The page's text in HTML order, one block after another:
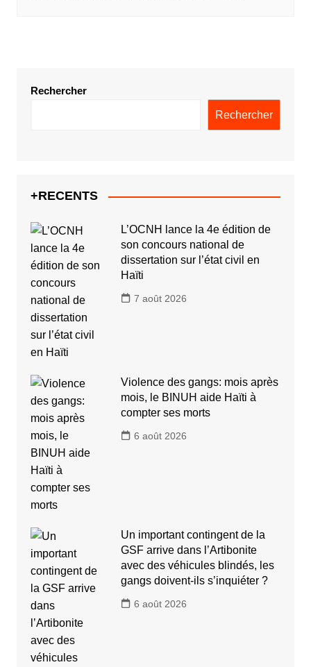
Rechercher
Rechercher
+RECENTS
L’OCNH lance la 4e édition de
son concours national de
dissertation sur l’état civil en
Haïti
7 août 2026
Violence des gangs: mois après
mois, le BINUH aide Haïti à
compter ses morts
6 août 2026
Un important contingent de la
GSF arrive dans l’Artibonite
avec des véhicules blindés, les
gangs doivent-ils s’inquiéter ?
6 août 2026